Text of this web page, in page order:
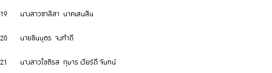
19 นางสาวชาลิสา นาคเสนสิน
20 นายชินบุตร จงทำดี
21 นางสาวโชติรส กุมาร เวียร์ดี จันทน์